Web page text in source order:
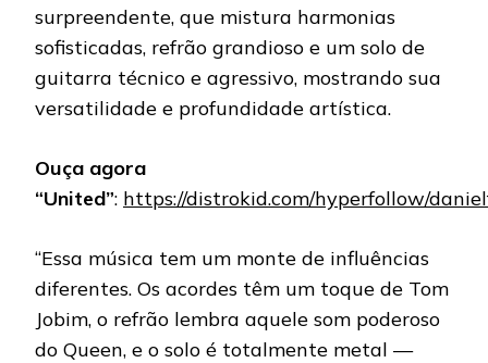
surpreendente, que mistura harmonias
sofisticadas, refrão grandioso e um solo de
guitarra técnico e agressivo, mostrando sua
versatilidade e profundidade artística.
Ouça agora
“United”: https://distrokid.com/hyperfollow/
“Essa música tem um monte de influências
diferentes. Os acordes têm um toque de Tom
Jobim, o refrão lembra aquele som poderoso
do Queen, e o solo é totalmente metal —